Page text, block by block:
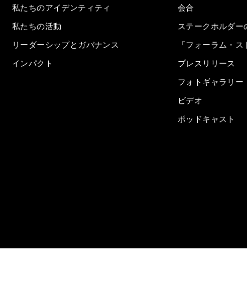
私たちのアイデンティティ
私たちの活動
リーダーシップとガバナンス
インパクト
会合
ステークホルダー
「フォーラム・ス
プレスリリース
フォトギャラリー
ビデオ
ポッドキャスト